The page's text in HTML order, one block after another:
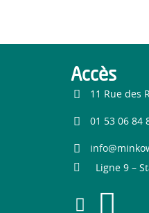
Accès
11 Rue des
01 53 06 84
Ligne 9 –